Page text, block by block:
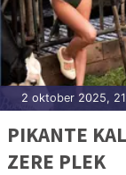
2 oktober 2025,
PIKANTE
ZERE PLEK